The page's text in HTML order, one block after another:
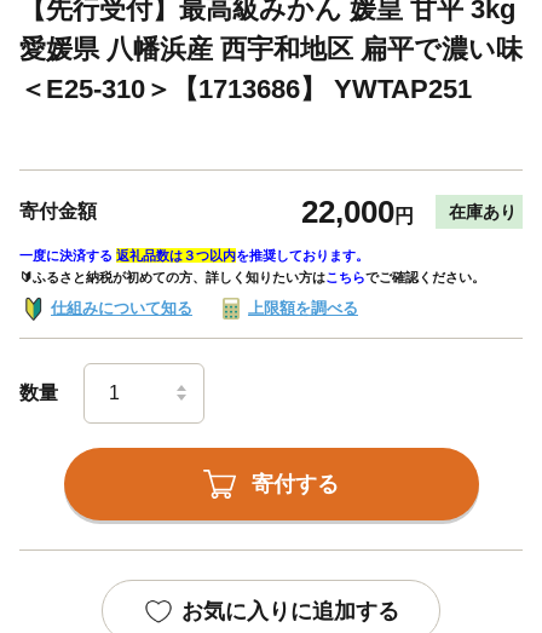
【先行受付】最高級みかん 媛皇 甘平 3kg
愛媛県 八幡浜産 西宇和地区 扁平で濃い味
＜E25-310＞【1713686】 YWTAP251
寄付金額 22,000円 在庫あり
一度に決済する 返礼品数は３つ以内を推奨しております。
🔰ふるさと納税が初めての方、詳しく知りたい方はこちらでご確認ください。
仕組みについて知る 上限額を調べる
数量
寄付する
お気に入りに追加する